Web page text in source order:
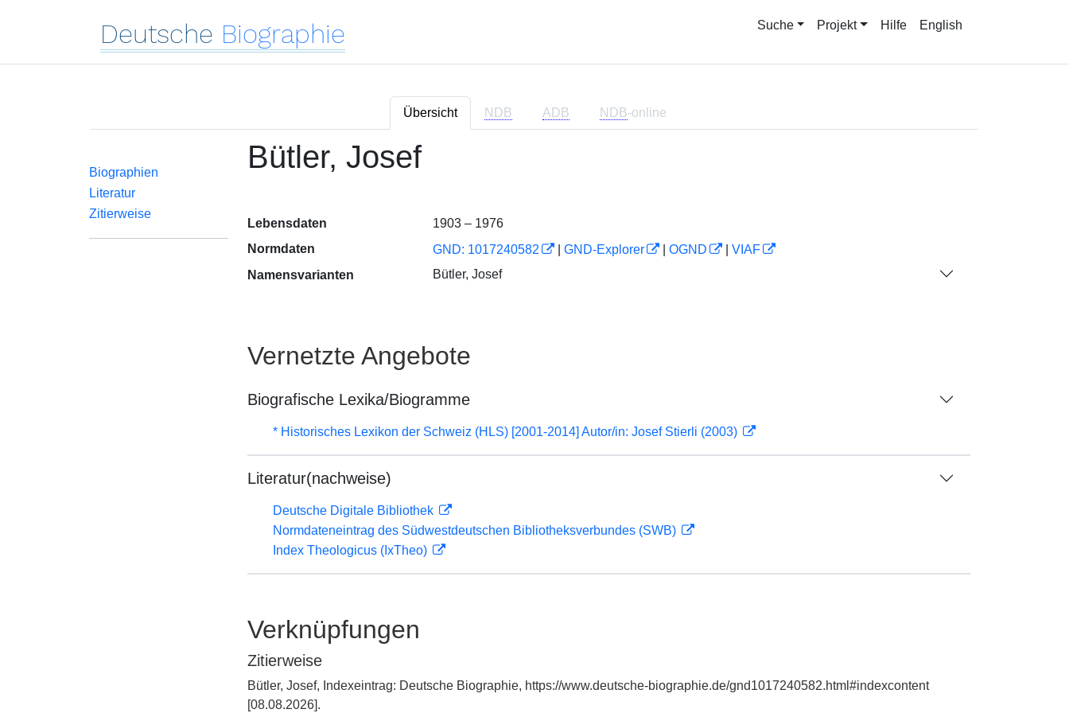
Deutsche Biographie Suche Projekt Hilfe English
Übersicht NDB ADB NDB-online
Biographien
Literatur
Zitierweise
Bütler, Josef
Lebensdaten
1903 – 1976
Normdaten
GND: 1017240582 GND-Explorer OGND
VIAF
Namensvarianten
Bütler, Josef
Vernetzte Angebote
Biografische Lexika/Biogramme
* Historisches Lexikon der Schweiz (HLS) [2001-2014] Autor/in: Josef Stierli (2003)
Literatur(nachweise)
Deutsche Digitale Bibliothek
Normdateneintrag des Südwestdeutschen Bibliotheksverbundes (SWB)
Index Theologicus (IxTheo)
Verknüpfungen
Zitierweise
Bütler, Josef, Indexeintrag: Deutsche Biographie, https://www.deutsche-biographie.de/gnd1017240582.html#indexcontent
[08.08.2026].